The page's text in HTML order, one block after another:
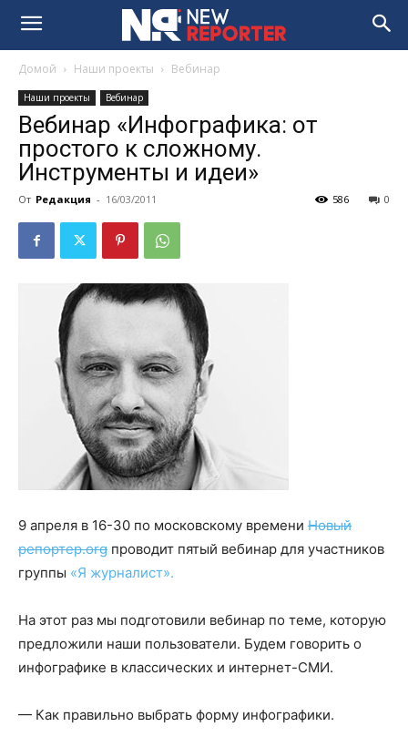
Домой Наши проекты Вебинар
Наши проекты Вебинар
Вебинар «Инфографика: от
простого к сложному.
Инструменты и идеи»
От Редакция - 16/03/2011 0
586
9 апреля в 16-30 по московскому времени Новый
репортер.org проводит пятый вебинар для участников
группы «Я журналист».
На этот раз мы подготовили вебинар по теме, которую
предложили наши пользователи. Будем говорить о
инфографике в классических и интернет-СМИ.
— Как правильно выбрать форму инфографики.